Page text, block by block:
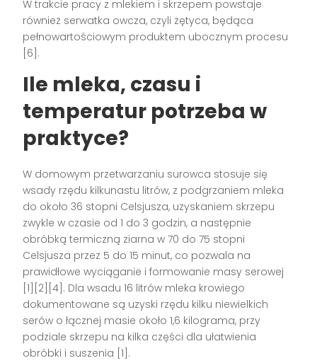
W trakcie pracy z mlekiem i skrzepem powstaje
również serwatka owcza, czyli żętyca, będąca
pełnowartościowym produktem ubocznym procesu
[6].
Ile mleka, czasu i
temperatur potrzeba w
praktyce?
W domowym przetwarzaniu surowca stosuje się
wsady rzędu kilkunastu litrów, z podgrzaniem mleka
do około 36 stopni Celsjusza, uzyskaniem skrzepu
zwykle w czasie od 1 do 3 godzin, a następnie
obróbką termiczną ziarna w 70 do 75 stopni
Celsjusza przez 5 do 15 minut, co pozwala na
prawidłowe wyciąganie i formowanie masy serowej
[1][2][4]. Dla wsadu 16 litrów mleka krowiego
dokumentowane są uzyski rzędu kilku niewielkich
serów o łącznej masie około 1,6 kilograma, przy
podziale skrzepu na kilka części dla ułatwienia
obróbki i suszenia [1].